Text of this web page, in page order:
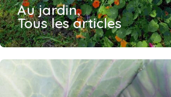
Au jardin,
Tous les articles